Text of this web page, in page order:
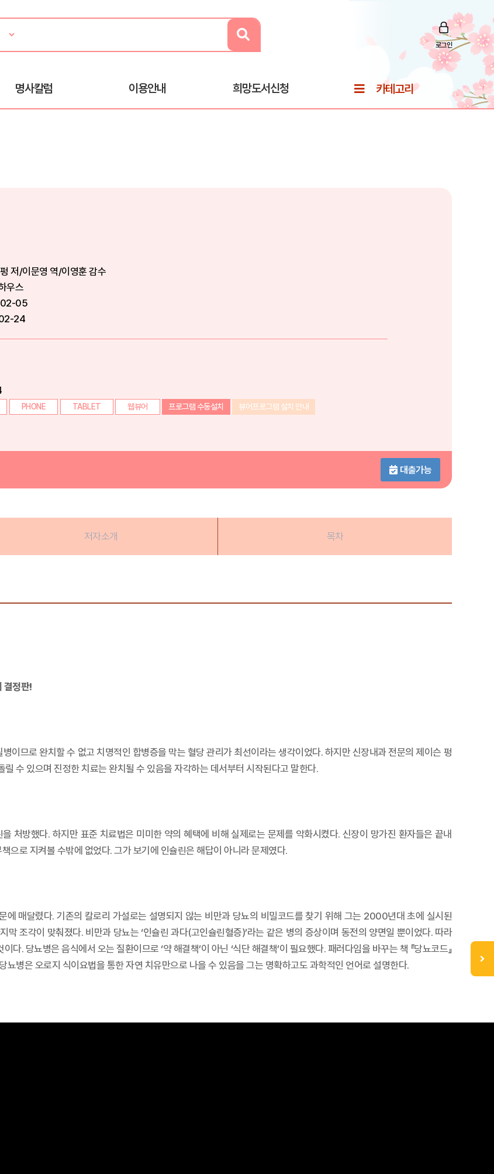
로그인
명사칼럼 이용안내 희망도서신청 카테고리
저/이문영 역/이영훈 감수
우스
05
24
PHONE TABLET 웹뷰어 프로그램 수동설치 뷰어프로그램 설치 안내
대출가능
저자소개 목차
결정판!
이므로 완치할 수 없고 치명적인 합병증을 막는 혈당 관리가 최선이라는 생각이었다. 하지만 신장내과 전문의 제이슨 펑
릴 수 있으며 진정한 치료는 완치될 수 있음을 자각하는 데서부터 시작된다고 말한다.
처방했다. 하지만 표준 치료법은 미미한 약의 혜택에 비해 실제로는 문제를 악화시켰다. 신장이 망가진 환자들은 끝내
으로 지켜볼 수밖에 없었다. 그가 보기에 인슐린은 해답이 아니라 문제였다.
에 매달렸다. 기존의 칼로리 가설로는 설명되지 않는 비만과 당뇨의 비밀코드를 찾기 위해 그는 2000년대 초에 실시된
조각이 맞춰졌다. 비만과 당뇨는 ‘인슐린 과다(고인슐린혈증)’라는 같은 병의 증상이며 동전의 양면일 뿐이었다. 따라
. 당뇨병은 음식에서 오는 질환이므로 ‘약 해결책’이 아닌 ‘식단 해결책’이 필요했다. 패러다임을 바꾸는 책 『당뇨코드』
병은 오로지 식이요법을 통한 자연 치유만으로 나을 수 있음을 그는 명확하고도 과학적인 언어로 설명한다.